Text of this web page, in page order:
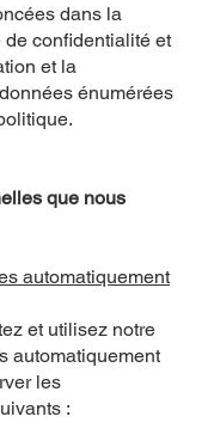
dans la
confidentialité et
et la
énumérées
que nous
automatiquement
et utilisez notre
automatiquement
les
: